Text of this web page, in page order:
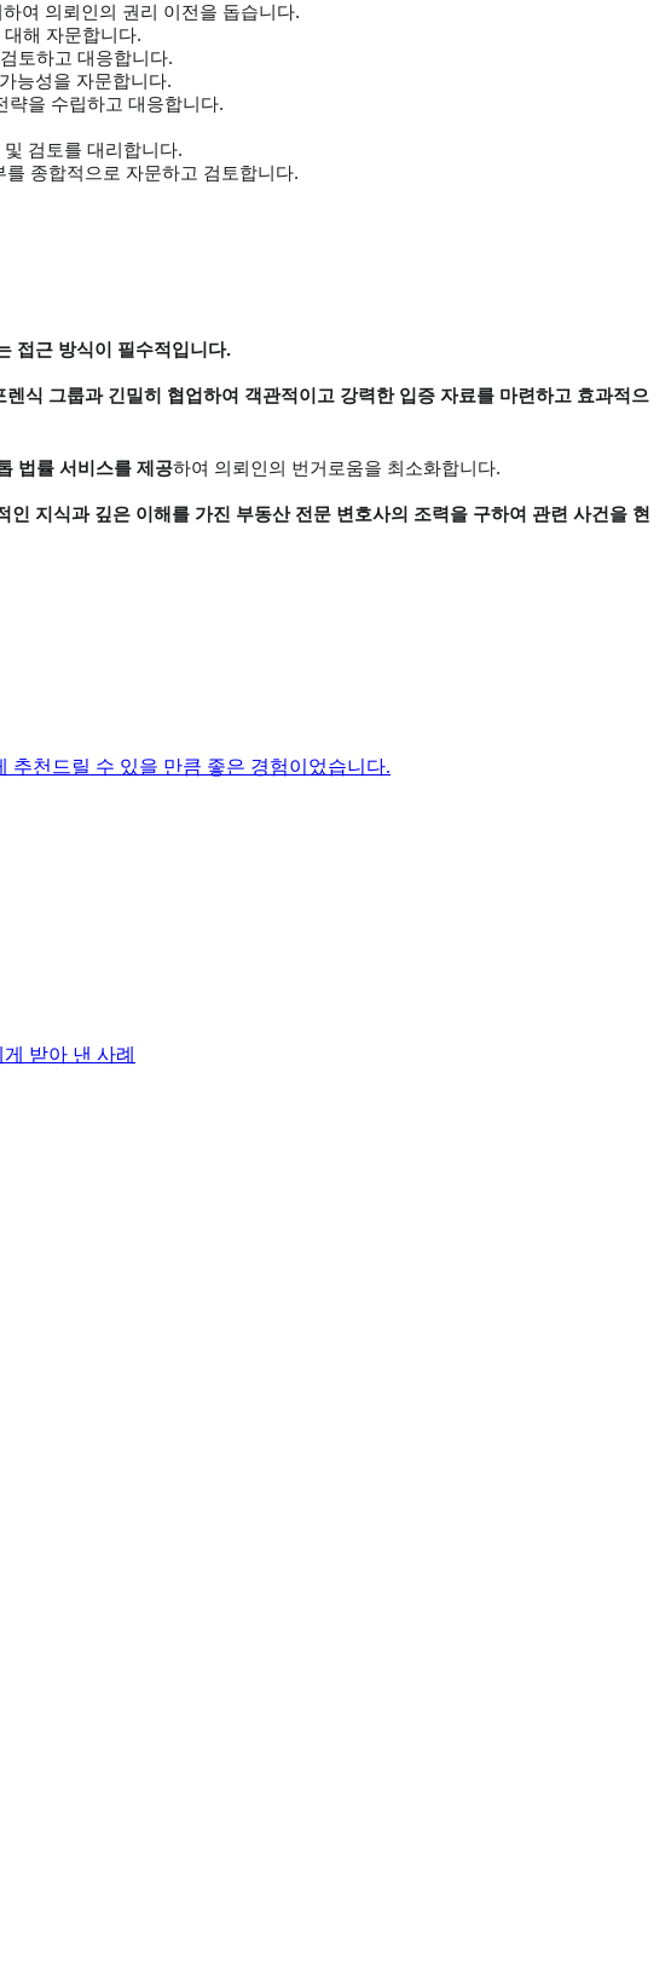
여 의뢰인의 권리 이전을 돕습니다.
해 자문합니다.
토하고 대응합니다.
능성을 자문합니다.
략을 수립하고 대응합니다.
검토를 대리합니다.
종합적으로 자문하고 검토합니다.
접근 방식이 필수적입니다.
식 그룹과 긴밀히 협업하여 객관적이고 강력한 입증 자료를 마련하고 효과적으
법률 서비스를 제공하여 의뢰인의 번거로움을 최소화합니다.
인 지식과 깊은 이해를 가진 부동산 전문 변호사의 조력을 구하여 관련 사건을 현
추천드릴 수 있을 만큼 좋은 경험이었습니다.
받아 낸 사례